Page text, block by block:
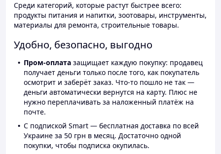
Среди категорий, которые растут быстрее всего:
продукты питания и напитки, зоотовары, инструменты,
материалы для ремонта, строительные товары.
Удобно, безопасно, выгодно
Пром-оплата защищает каждую покупку: продавец
получает деньги только после того, как покупатель
осмотрит и заберёт заказ. Что-то пошло не так —
деньги автоматически вернутся на карту. Плюс не
нужно переплачивать за наложенный платёж на
почте.
С подпиской Smart — бесплатная доставка по всей
Украине за 50 грн в месяц. Достаточно одной
покупки, чтобы подписка окупилась.